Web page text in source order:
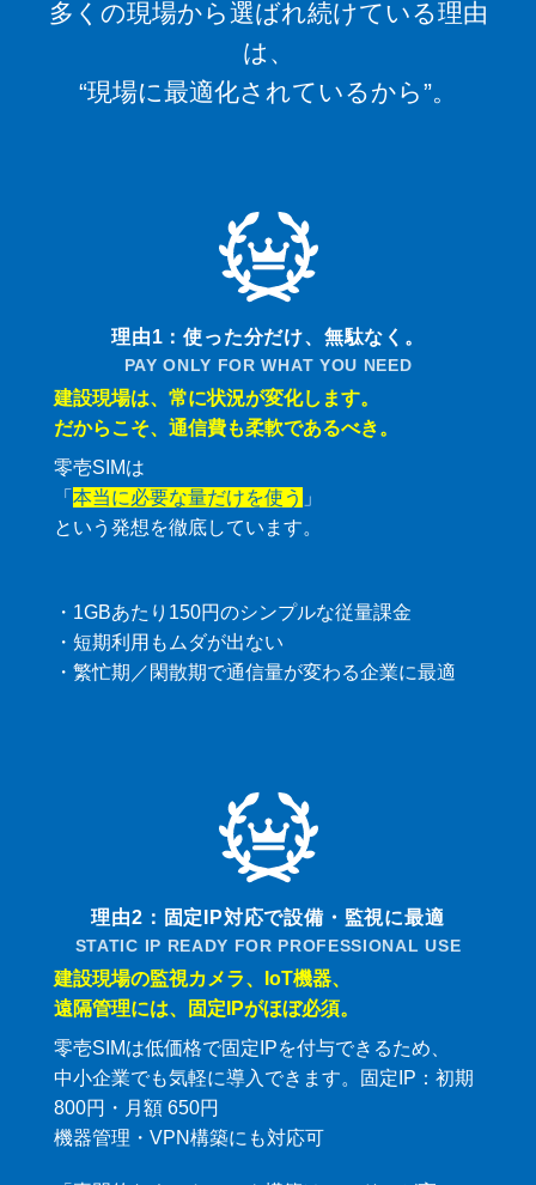
多くの現場から選ばれ続けている理由
は、
“現場に最適化されているから”。
理由1：使った分だけ、無駄なく。
PAY ONLY FOR WHAT YOU NEED
建設現場は、常に状況が変化します。
だからこそ、通信費も柔軟であるべき。
零壱SIMは
「 本当に必要な量だけを使う 」
という発想を徹底しています。
・1GBあたり150円のシンプルな従量課金
・短期利用もムダが出ない
・繁忙期／閑散期で通信量が変わる企業に最適
理由2：固定IP対応で設備・監視に最適
STATIC IP READY FOR PROFESSIONAL USE
建設現場の監視カメラ、IoT機器、
遠隔管理には、固定IPがほぼ必須。
零壱SIMは低価格で固定IPを付与できるため、
中小企業でも気軽に導入できます。固定IP：初期
800円・月額 650円
機器管理・VPN構築にも対応可